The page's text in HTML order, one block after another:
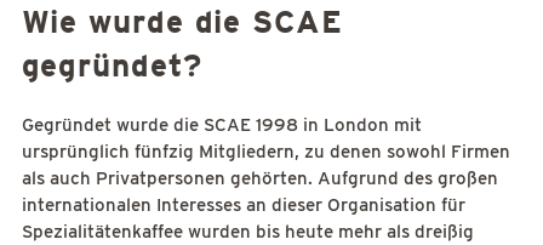
Wie wurde die SCAE
gegründet?
Gegründet wurde die SCAE 1998 in London mit
ursprünglich fünfzig Mitgliedern, zu denen sowohl Firmen
als auch Privatpersonen gehörten. Aufgrund des großen
internationalen Interesses an dieser Organisation für
Spezialitätenkaffee wurden bis heute mehr als dreißig